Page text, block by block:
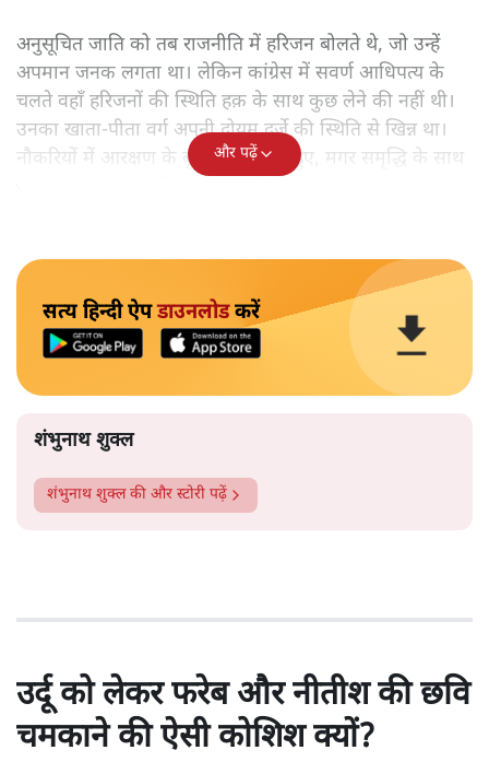
अनुसूचित जाति को तब राजनीति में हरिजन बोलते थे, जो उन्हें
अपमान जनक लगता था। लेकिन कांग्रेस में सवर्ण आधिपत्य के
चलते वहाँ हरिजनों की स्थिति हक़ के साथ कुछ लेने की नहीं थी।
उनका खाता-पीता वर्ग अपनी दोयम दर्जे की स्थिति से खिन्न था।
नौकरियों में आरक्षण के बूते वे समृद्ध तो हुए, मगर समृद्धि के साथ
जो आत्म-सम्मान चाहिए था, वह नहीं मिल रहा था।
और पढ़ें
सत्य हिन्दी ऐपडाउनलोडकरें
शंभुनाथ शुक्ल
शंभुनाथ शुक्लकी और स्टोरी पढ़ें
उर्दू को लेकर फरेब और नीतीश की छवि
चमकाने की ऐसी कोशिश क्यों?